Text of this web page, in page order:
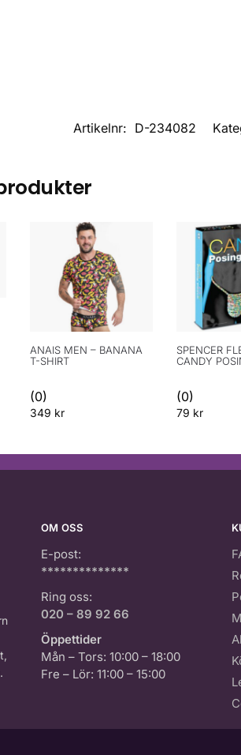
Artikelnr: D-234082
ANAIS MEN – BANANA
T-SHIRT
(0)
349 kr
SPENCER
CANDY
(0)
79 kr
OM OSS
E-post:
**************
Ring oss:
020 – 89 92 66
Öppettider
Mån – Tors: 10:00 – 18:00
Fre – Lör: 11:00 – 15:00